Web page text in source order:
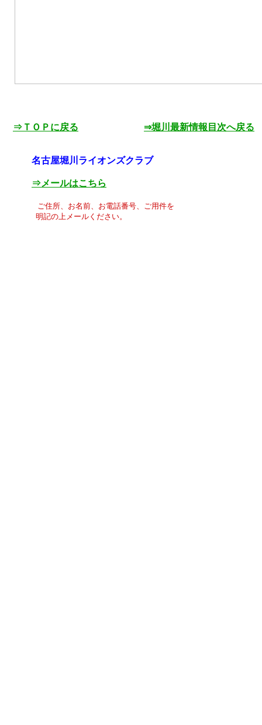
⇒ＴＯＰに戻る ⇒堀川最新情報目次へ戻る
名古屋堀川ライオンズクラブ
⇒メールはこちら
ご住所、お名前、お電話番号、ご用件を
明記の上メールください。